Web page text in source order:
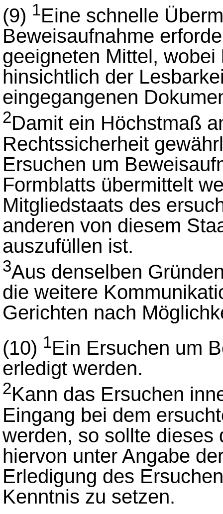
(9) 1Eine schnelle
Beweisaufnahme
geeigneten Mittel,
hinsichtlich der
eingegangenen
2Damit ein Höchstmaß
Rechtssicherheit
Ersuchen um
Formblatts übermittelt
Mitgliedstaats des
anderen von diesem
auszufüllen ist.
3Aus denselben
die weitere
Gerichten nach
(10) 1Ein Ersuchen um
erledigt werden.
2Kann das Ersuchen
Eingang bei dem
werden, so sollte dieses
hiervon unter Angabe
Erledigung des
Kenntnis zu setzen.